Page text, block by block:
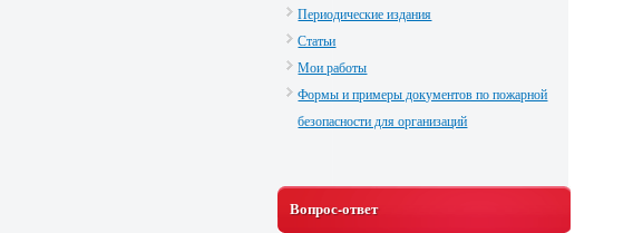
Периодические издания
Статьи
Мои работы
Формы и примеры документов по пожарной
безопасности для организаций
Вопрос-ответ